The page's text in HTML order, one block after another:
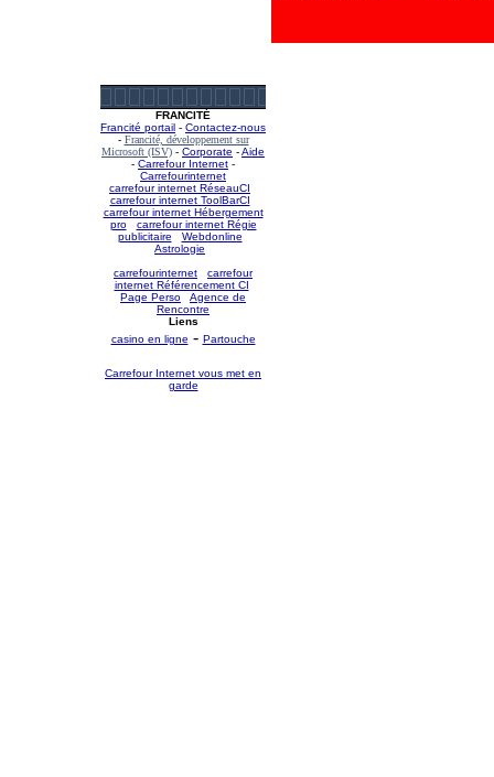
FRANCITÉ
Francité portail - Contactez-nous
- Francité, développement sur
Microsoft (ISV) - Corporate -Aide
- Carrefour Internet -
Carrefourinternet
carrefour internet RéseauCI
carrefour internet ToolBarCI
carrefour internet Hébergement
pro- carrefour internet Régie
publicitaire
Webdonline
Astrologie
carrefourinternet
carrefour
internet Référencement CI
Page Perso
Agence de
Rencontre
Liens
casino en ligne - Partouche
Carrefour Internet vous met en
garde